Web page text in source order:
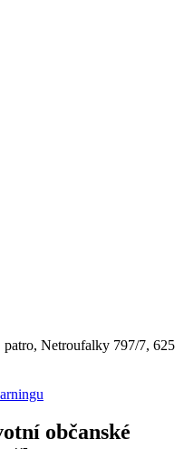
Netroufalky 797/7, 625
občanské